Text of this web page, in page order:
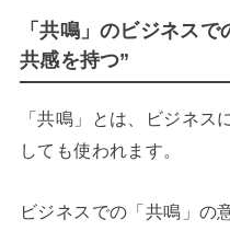
「共鳴」のビジネス
共感を持つ”
「共鳴」とは、ビジネス
しても使われます。
ビジネスでの「共鳴」の